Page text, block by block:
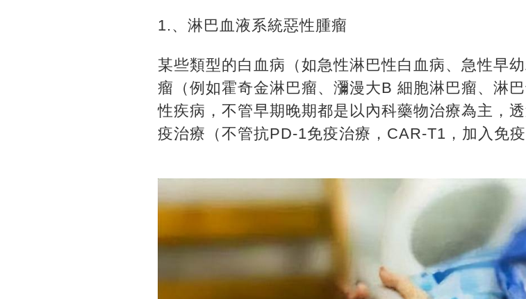
1.、淋巴血液系統惡性腫瘤
某些類型的白血病（如急性淋巴性白血病、急性早
瘤（例如霍奇金淋巴瘤、瀰漫大B 細胞淋巴瘤、淋
性疾病，不管早期晚期都是以內科藥物治療為主，
疫治療（不管抗PD-1免疫治療，CAR-T1，加入免